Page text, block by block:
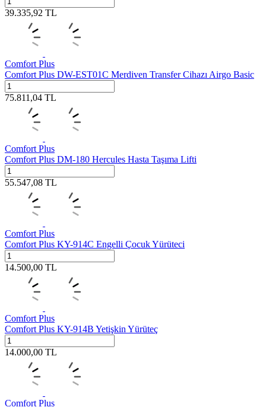
39.335,92 TL
Comfort Plus
Comfort Plus DW-EST01C Merdiven Transfer Cihazı Airgo Basic
75.811,04 TL
Comfort Plus
Comfort Plus DM-180 Hercules Hasta Taşıma Lifti
55.547,08 TL
Comfort Plus
Comfort Plus KY-914C Engelli Çocuk Yürüteci
14.500,00 TL
Comfort Plus
Comfort Plus KY-914B Yetişkin Yürüteç
14.000,00 TL
Comfort Plus